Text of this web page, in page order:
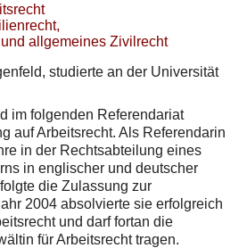
allgemeines Zivilrecht
studierte an der Universität
im folgenden Referendariat
auf Arbeitsrecht. Als Referendarin
in der Rechtsabteilung eines
in englischer und deutscher
die Zulassung zur
2004 absolvierte sie erfolgreich
und darf fortan die
für Arbeitsrecht tragen.